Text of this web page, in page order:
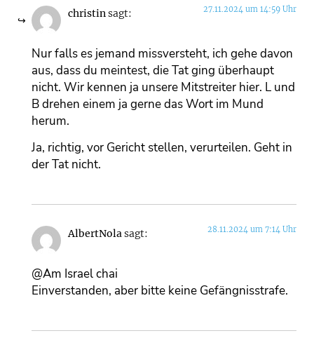
christinsagt: 27.11.2024 um 14:59 Uhr
Nur falls es jemand missversteht, ich gehe davon
aus, dass du meintest, die Tat ging überhaupt
nicht. Wir kennen ja unsere Mitstreiter hier. L und
B drehen einem ja gerne das Wort im Mund
herum.
Ja, richtig, vor Gericht stellen, verurteilen. Geht in
der Tat nicht.
AlbertNolasagt: 28.11.2024 um 7:14 Uhr
@Am Israel chai
Einverstanden, aber bitte keine Gefängnisstrafe.